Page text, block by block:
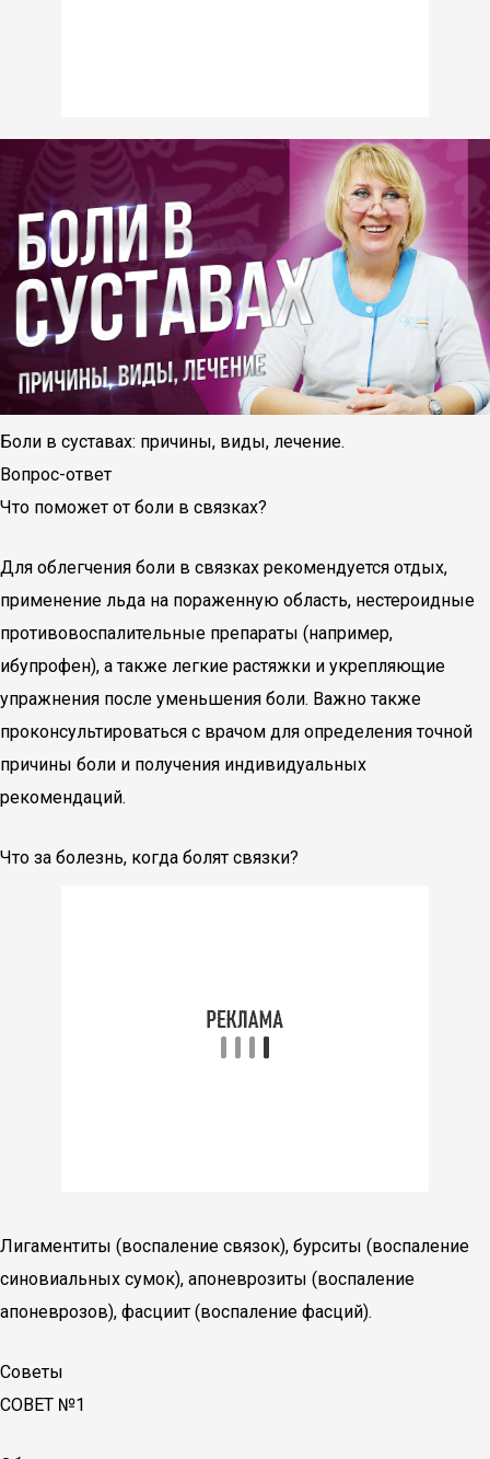
Боли в суставах: причины, виды, лечение.
Вопрос-ответ
Что поможет от боли в связках?
Для облегчения боли в связках рекомендуется отдых,
применение льда на пораженную область, нестероидные
противовоспалительные препараты (например,
ибупрофен), а также легкие растяжки и укрепляющие
упражнения после уменьшения боли. Важно также
проконсультироваться с врачом для определения точной
причины боли и получения индивидуальных
рекомендаций.
Что за болезнь, когда болят связки?
Лигаментиты (воспаление связок), бурситы (воспаление
синовиальных сумок), апоневрозиты (воспаление
апоневрозов), фасциит (воспаление фасций).
Советы
СОВЕТ №1